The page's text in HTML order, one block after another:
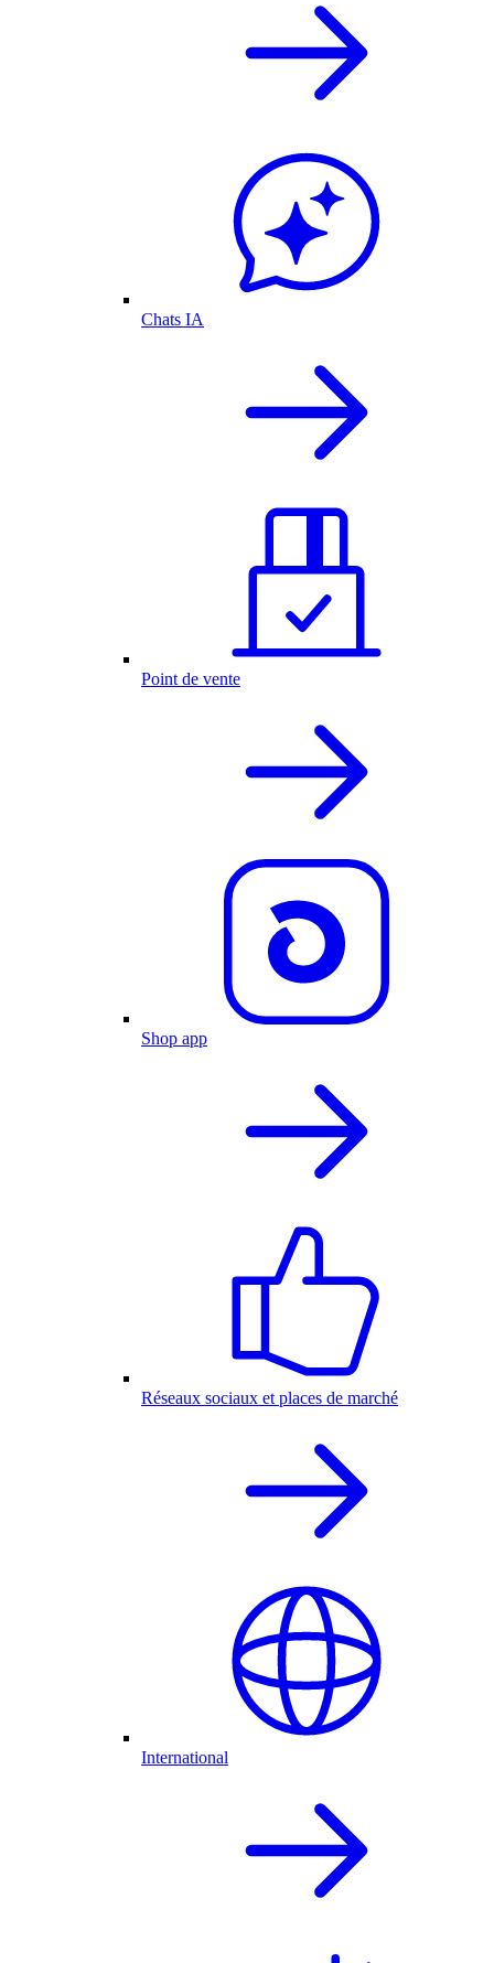
Chats IA
Point de vente
Shop app
Réseaux sociaux et places de marché
International